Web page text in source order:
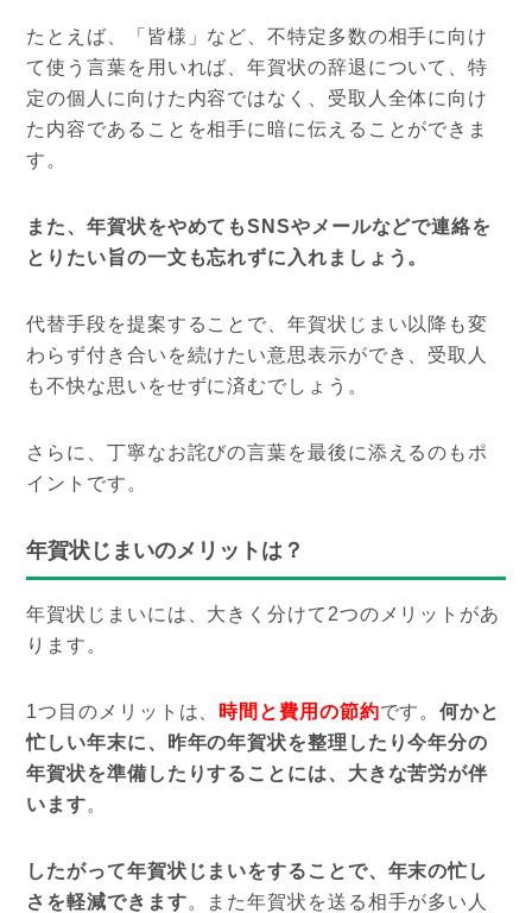
たとえば、「皆様」など、不特定多数の相手に向け
て使う言葉を用いれば、年賀状の辞退について、特
定の個人に向けた内容ではなく、受取人全体に向け
た内容であることを相手に暗に伝えることができま
す。
また、年賀状をやめてもSNSやメールなどで連絡を
とりたい旨の一文も忘れずに入れましょう。
代替手段を提案することで、年賀状じまい以降も変
わらず付き合いを続けたい意思表示ができ、受取人
も不快な思いをせずに済むでしょう。
さらに、丁寧なお詫びの言葉を最後に添えるのもポ
イントです。
年賀状じまいのメリットは？
年賀状じまいには、大きく分けて2つのメリットがあ
ります。
1つ目のメリットは、 時間と費用の節約です。何かと
忙しい年末に、昨年の年賀状を整理したり今年分の
年賀状を準備したりすることには、大きな苦労が伴
います。
したがって年賀状じまいをすることで、年末の忙し
さを軽減できます。また年賀状を送る相手が多い人